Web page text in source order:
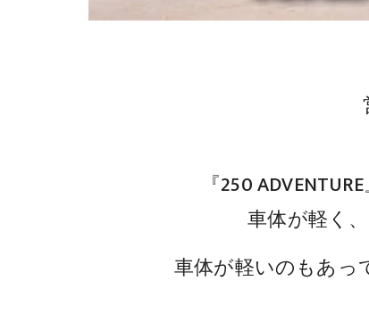
『250
車体が軽く
車体が軽いのもあっ